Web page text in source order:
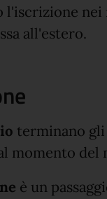
l'iscrizione
all'estero.
terminano
momento del
è un